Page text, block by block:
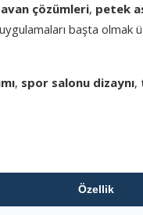
çözümleri, petek
uygulamaları başta olmak
, spor salonu dizaynı,
Özellik